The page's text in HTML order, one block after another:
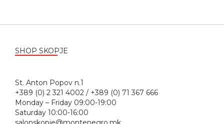
SHOP SKOPJE
St. Anton Popov n.1
+389 (0) 2 321 4002 / +389 (0) 71 367 666
Monday – Friday 09:00-19:00
Saturday 10:00-16:00